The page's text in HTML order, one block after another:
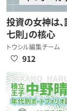
投資の女神は
七則」の核心
トウシル編集チーム
912